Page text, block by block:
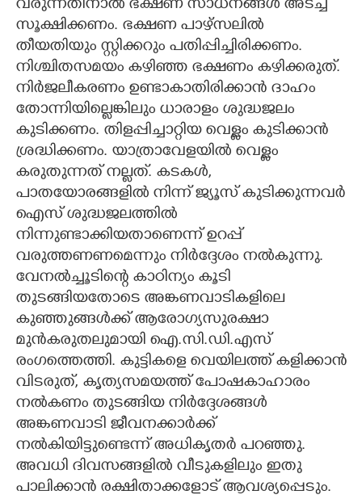
വരുന്നതിനാൽ ഭക്ഷണ സാധനങ്ങൾ അടച്ച്
സൂക്ഷിക്കണം. ഭക്ഷണ പാഴ്സലിൽ
തീയതിയും സ്റ്റിക്കറും പതിപ്പിച്ചിരിക്കണം.
നിശ്ചിതസമയം കഴിഞ്ഞ ഭക്ഷണം കഴിക്കരുത്.
നിർജലീകരണം ഉണ്ടാകാതിരിക്കാൻ ദാഹം
തോന്നിയില്ലെങ്കിലും ധാരാളം ശുദ്ധജലം
കുടിക്കണം. തിളപ്പിച്ചാറ്റിയ വെള്ളം കുടിക്കാൻ
ശ്രദ്ധിക്കണം. യാത്രാവേളയിൽ വെള്ളം
കരുതുന്നത് നല്ലത്. കടകൾ,
പാതയോരങ്ങളിൽ നിന്ന് ജ്യൂസ് കുടിക്കുന്നവർ
ഐസ് ശുദ്ധജലത്തിൽ
നിന്നുണ്ടാക്കിയതാണെന്ന് ഉറപ്പ്
വരുത്തണണമെന്നും നിർദ്ദേശം നൽകുന്നു.
വേനൽച്ചൂടിന്റെ കാഠിന്യം കൂടി
തുടങ്ങിയതോടെ അങ്കണവാടികളിലെ
കുഞ്ഞുങ്ങൾക്ക് ആരോഗ്യസുരക്ഷാ
മുൻകരുതലുമായി ഐ.സി.ഡി.എസ്
രംഗത്തെത്തി. കുട്ടികളെ വെയിലത്ത് കളിക്കാൻ
വിടരുത്, കൃത്യസമയത്ത് പോഷകാഹാരം
നൽകണം തുടങ്ങിയ നിർദ്ദേശങ്ങൾ
അങ്കണവാടി ജീവനക്കാർക്ക്
നൽകിയിട്ടുണ്ടെന്ന് അധികൃതർ പറഞ്ഞു.
അവധി ദിവസങ്ങളിൽ വീടുകളിലും ഇതു
പാലിക്കാൻ രക്ഷിതാക്കളോട് ആവശ്യപ്പെടും.